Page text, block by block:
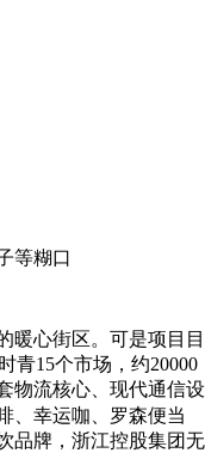
等糊口
心街区。可是项目目
青15个市场，约20000
物流核心、现代通信设
、幸运咖、罗森便当
品牌，浙江控股集团无